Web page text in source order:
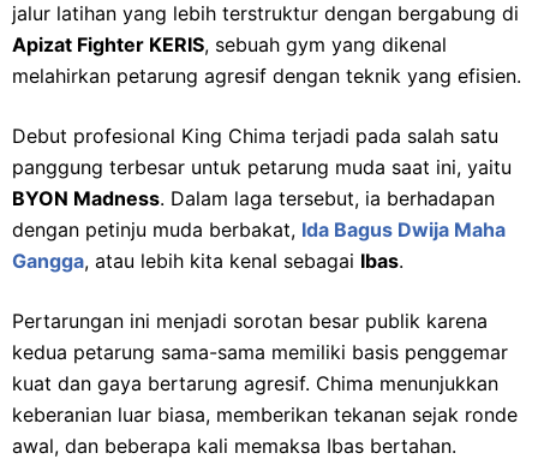
jalur latihan yang lebih terstruktur dengan bergabung di
Apizat Fighter KERIS, sebuah gym yang dikenal
melahirkan petarung agresif dengan teknik yang efisien.
Debut profesional King Chima terjadi pada salah satu
panggung terbesar untuk petarung muda saat ini, yaitu
BYON Madness. Dalam laga tersebut, ia berhadapan
dengan petinju muda berbakat, Ida Bagus Dwija Maha
Gangga, atau lebih kita kenal sebagai Ibas.
Pertarungan ini menjadi sorotan besar publik karena
kedua petarung sama-sama memiliki basis penggemar
kuat dan gaya bertarung agresif. Chima menunjukkan
keberanian luar biasa, memberikan tekanan sejak ronde
awal, dan beberapa kali memaksa Ibas bertahan.